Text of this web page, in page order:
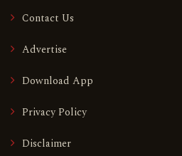
Contact Us
Advertise
Download App
Privacy Policy
Disclaimer